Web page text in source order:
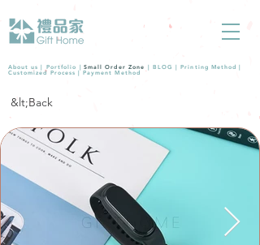
About us | Portfolio | Small Order Zone | BLOG |Printing Method |
Customized Process |Payment Method
&lt;Back